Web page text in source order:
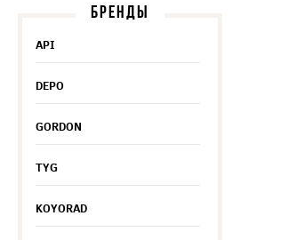
БРЕНДЫ
API
DEPO
GORDON
TYG
KOYORAD